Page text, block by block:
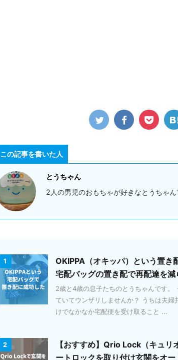
この記事を書いた人
とうちゃん
2人の男児のおもちゃが好きなとうちゃ
1
OKIPPA（オキッパ）という置き
宅配バッグの置き配で再配達を減
2歳と4歳の息子たちのとうちゃんです。
ていてウンザリしませんか？ うちは夫
けでなかなか宅配便を受け取ること ...
2
【おすすめ】Qrio Lock（キュ
ートロックを取り付け玄関をオ